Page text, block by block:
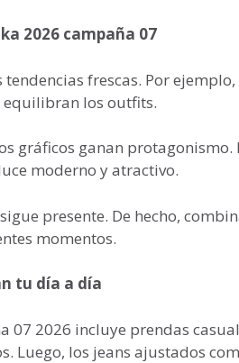
2026 campaña 07
frescas. Por
equilibran los outfits.
gráficos ganan
moderno y atractivo.
presente. De hecho,
momentos.
tu día a día
07 2026 incluye prendas
Luego, los jeans ajustados